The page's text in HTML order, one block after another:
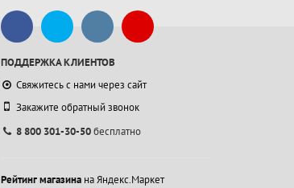
ПОДДЕРЖКА КЛИЕНТОВ
Свяжитесь с нами через сайт
Закажите обратный звонок
8 800 301-30-50бесплатно
Рейтинг магазинана Яндекс.Маркет